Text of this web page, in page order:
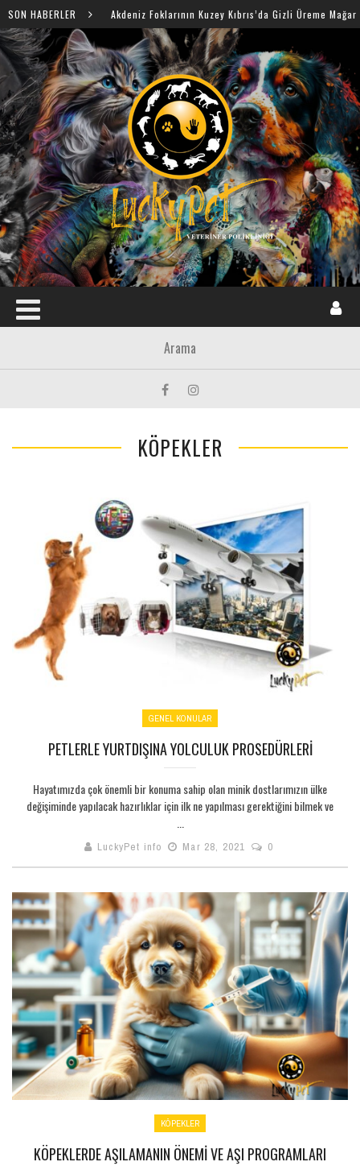
SON HABERLERAkdeniz Foklarının Kuzey Kıbrıs’da Gizli Üreme Mağaraları Keşfedildi
KÖPEKLER
GENEL KONULAR
PETLERLE YURTDIŞINA YOLCULUK PROSEDÜRLERI
Hayatımızda çok önemli bir konuma sahip olan minik dostlarımızın ülke
değişiminde yapılacak hazırlıklar için ilk ne yapılması gerektiğini bilmek ve
LuckyPet info Mar 28, 2021 0
KÖPEKLER
KÖPEKLERDE AŞILAMANIN ÖNEMI VE AŞI PROGRAMLARI